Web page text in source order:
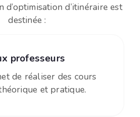
d’itinéraire est
destinée :
professeurs
de réaliser des cours
et pratique.